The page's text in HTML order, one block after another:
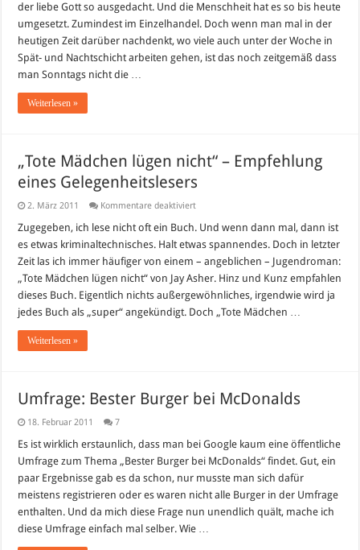
Was
macht
man
an
den
langweiligen
der liebe Gott so ausgedacht. Und die Menschheit hat es so bis heute
umgesetzt. Zumindest im Einzelhandel. Doch wenn man mal in der
heutigen Zeit darüber nachdenkt, wo viele auch unter der Woche in
Spät- und Nachtschicht arbeiten gehen, ist das noch zeitgemäß dass
man Sonntags nicht die …
Weiterlesen »
„Tote Mädchen lügen nicht“ – Empfehlung
eines Gelegenheitslesers
2. März 2011 Kommentare deaktiviertfür
Mädchen
nicht“
Empfehlung
eines
Gelegenheitslesers
Zugegeben, ich lese nicht oft ein Buch. Und wenn dann mal, dann ist
es etwas kriminaltechnisches. Halt etwas spannendes. Doch in letzter
Zeit las ich immer häufiger von einem – angeblichen – Jugendroman:
„Tote Mädchen lügen nicht“ von Jay Asher. Hinz und Kunz empfahlen
dieses Buch. Eigentlich nichts außergewöhnliches, irgendwie wird ja
jedes Buch als „super“ angekündigt. Doch „Tote Mädchen …
Weiterlesen »
Umfrage: Bester Burger bei McDonalds
18. Februar 2011 7
Es ist wirklich erstaunlich, dass man bei Google kaum eine öffentliche
Umfrage zum Thema „Bester Burger bei McDonalds“ findet. Gut, ein
paar Ergebnisse gab es da schon, nur musste man sich dafür
meistens registrieren oder es waren nicht alle Burger in der Umfrage
enthalten. Und da mich diese Frage nun unendlich quält, mache ich
diese Umfrage einfach mal selber. Wie …